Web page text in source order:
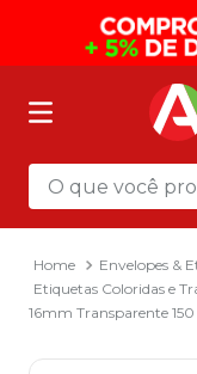
O que você
Envelopes &
Etiquetas Coloridas e
16mm Transparente
Termos mais
mochila
2º sacola